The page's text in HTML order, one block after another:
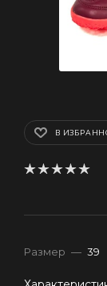
В
Размер — 39